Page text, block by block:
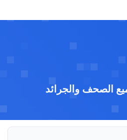
الصحف والجرائد